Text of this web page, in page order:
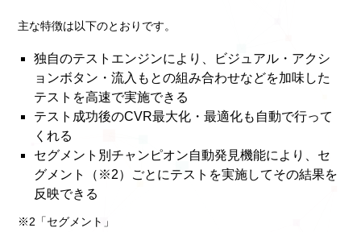
主な特徴は以下のとおりです。
独自のテストエンジンにより、ビジュアル・アクシ
ョンボタン・流入もとの組み合わせなどを加味した
テストを高速で実施できる
テスト成功後のCVR最大化・最適化も自動で行って
くれる
セグメント別チャンピオン自動発見機能により、セ
グメント（※2）ごとにテストを実施してその結果を
反映できる
※2「セグメント」